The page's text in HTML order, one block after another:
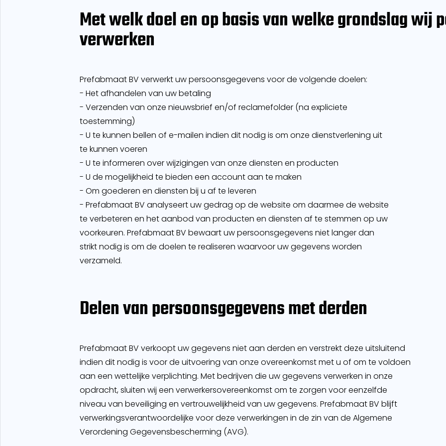
Met welk doel en op basis van welke grondslag wij
verwerken
Prefabmaat BV verwerkt uw persoonsgegevens voor de volgende doelen:
- Het afhandelen van uw betaling
- Verzenden van onze nieuwsbrief en/of reclamefolder (na expliciete
toestemming)
- U te kunnen bellen of e-mailen indien dit nodig is om onze dienstverlening uit
te kunnen voeren
- U te informeren over wijzigingen van onze diensten en producten
- U de mogelijkheid te bieden een account aan te maken
- Om goederen en diensten bij u af te leveren
- Prefabmaat BV analyseert uw gedrag op de website om daarmee de website
te verbeteren en het aanbod van producten en diensten af te stemmen op uw
voorkeuren. Prefabmaat BV bewaart uw persoonsgegevens niet langer dan
strikt nodig is om de doelen te realiseren waarvoor uw gegevens worden
verzameld.
Delen van persoonsgegevens met derden
Prefabmaat BV verkoopt uw gegevens niet aan derden en verstrekt deze uitsluitend
indien dit nodig is voor de uitvoering van onze overeenkomst met u of om te voldoen
aan een wettelijke verplichting. Met bedrijven die uw gegevens verwerken in onze
opdracht, sluiten wij een verwerkersovereenkomst om te zorgen voor eenzelfde
niveau van beveiliging en vertrouwelijkheid van uw gegevens. Prefabmaat BV blijft
verwerkingsverantwoordelijke voor deze verwerkingen in de zin van de Algemene
Verordening Gegevensbescherming (AVG).